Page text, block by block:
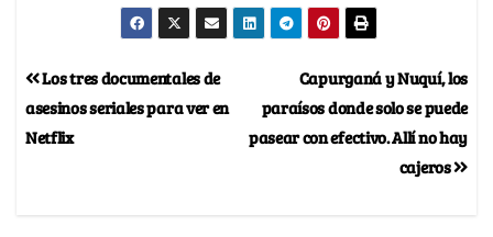
Capurganá y Nuquí, los
paraísos donde solo se puede
pasear con efectivo. Allí no hay
cajeros
Los tres documentales de
asesinos seriales para ver en
Netflix